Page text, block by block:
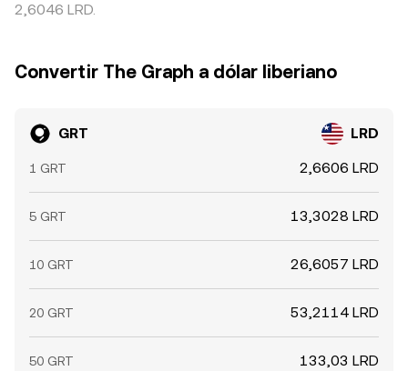
2,6046 LRD.
Convertir The Graph a dólar liberiano
GRT LRD
1 GRT 2,6606 LRD
5 GRT 13,3028 LRD
10 GRT 26,6057 LRD
20 GRT 53,2114 LRD
50 GRT 133,03 LRD